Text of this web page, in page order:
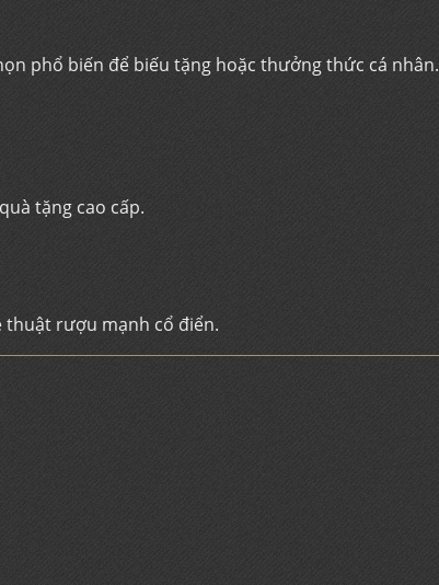
phổ biến để biếu tặng hoặc thưởng thức cá nhân.
tặng cao cấp.
thuật rượu mạnh cổ điển.